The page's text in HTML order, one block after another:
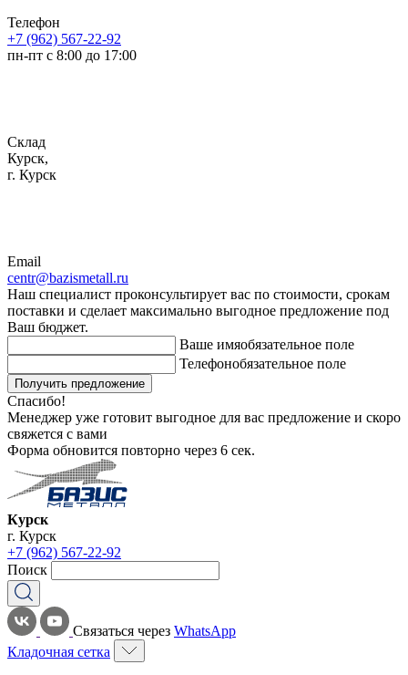
Телефон
+7 (962) 567-22-92
пн-пт с 8:00 до 17:00
Склад
Курск,
г. Курск
Email
centr@bazismetall.ru
Наш специалист проконсультирует вас по стоимости, срокам
поставки и сделает максимально выгодное предложение под
Ваш бюджет.
Ваше имяобязательное поле
Телефонобязательное поле
Получить предложение
Спасибо!
Менеджер уже готовит выгодное для вас предложение и скоро
свяжется с вами
Форма обновится повторно через 6 сек.
Курск
г. Курск
+7 (962) 567-22-92
Поиск
Связаться через WhatsApp
Кладочная сетка